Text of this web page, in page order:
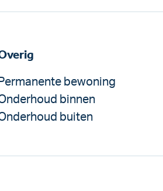
Permanente bewoning
binnen
buiten